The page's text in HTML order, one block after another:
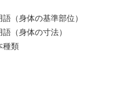
（身体の基準部位）
（身体の寸法）
種類